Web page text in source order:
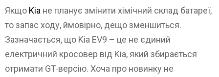
Якщо Kia не планує змінити хімічний склад батареї,
то запас ходу, ймовірно, дещо зменшиться.
Зазначається, що Kia EV9 – це не єдиний
електричний кросовер від Kia, який збирається
отримати GT-версію. Хоча про новинку не